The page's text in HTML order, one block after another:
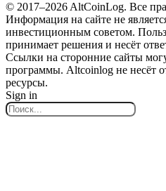
© 2017–2026 AltCoinLog. Все
Информация на сайте не
инвестиционным советом.
принимает решения и несёт
Ссылки на сторонние сайты
программы. Altcoinlog не несёт
ресурсы.
Sign in